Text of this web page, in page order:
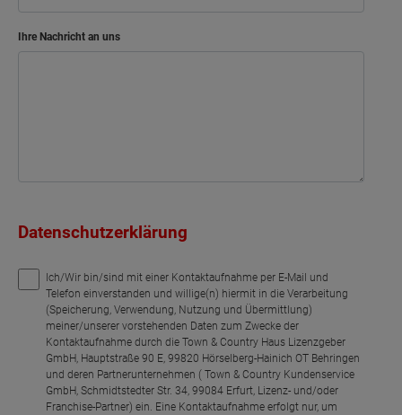
Ihre Nachricht an uns
Datenschutzerklärung
Ich/Wir bin/sind mit einer Kontaktaufnahme per E-Mail und
Telefon einverstanden und willige(n) hiermit in die Verarbeitung
(Speicherung, Verwendung, Nutzung und Übermittlung)
meiner/unserer vorstehenden Daten zum Zwecke der
Kontaktaufnahme durch die Town & Country Haus Lizenzgeber
GmbH, Hauptstraße 90 E, 99820 Hörselberg-Hainich OT Behringen
und deren Partnerunternehmen ( Town & Country Kundenservice
GmbH, Schmidtstedter Str. 34, 99084 Erfurt, Lizenz- und/oder
Franchise-Partner) ein. Eine Kontaktaufnahme erfolgt nur, um